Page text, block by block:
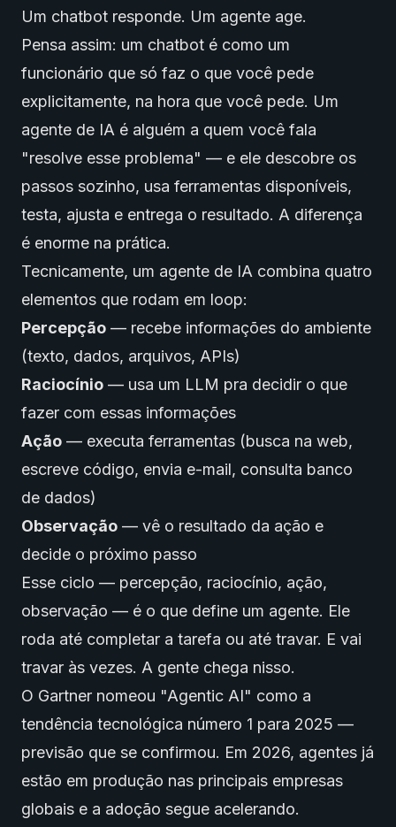
Um chatbot responde. Um agente age.
Pensa assim: um chatbot é como um
funcionário que só faz o que você pede
explicitamente, na hora que você pede. Um
agente de IA é alguém a quem você fala
"resolve esse problema" — e ele descobre os
passos sozinho, usa ferramentas disponíveis,
testa, ajusta e entrega o resultado. A diferença
é enorme na prática.
Tecnicamente, um agente de IA combina quatro
elementos que rodam em loop:
Percepção — recebe informações do ambiente
(texto, dados, arquivos, APIs)
Raciocínio — usa um LLM pra decidir o que
fazer com essas informações
Ação — executa ferramentas (busca na web,
escreve código, envia e-mail, consulta banco
de dados)
Observação — vê o resultado da ação e
decide o próximo passo
Esse ciclo — percepção, raciocínio, ação,
observação — é o que define um agente. Ele
roda até completar a tarefa ou até travar. E vai
travar às vezes. A gente chega nisso.
O Gartner nomeou "Agentic AI" como a
tendência tecnológica número 1 para 2025 —
previsão que se confirmou. Em 2026, agentes já
estão em produção nas principais empresas
globais e a adoção segue acelerando.